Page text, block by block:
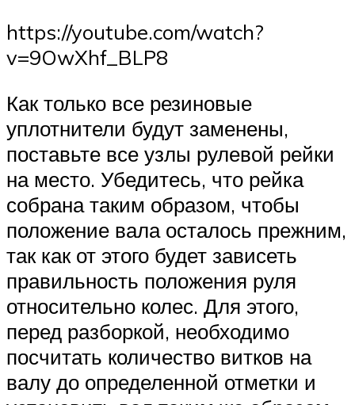
https://youtube.com/watch?
v=9OwXhf_BLP8
Как только все резиновые
уплотнители будут заменены,
поставьте все узлы рулевой рейки
на место. Убедитесь, что рейка
собрана таким образом, чтобы
положение вала осталось прежним,
так как от этого будет зависеть
правильность положения руля
относительно колес. Для этого,
перед разборкой, необходимо
посчитать количество витков на
валу до определенной отметки и